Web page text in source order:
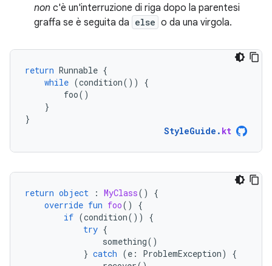
non c'è un'interruzione di riga dopo la parentesi
graffa se è seguita da else o da una virgola.
return Runnable {
while (condition())
{
foo()
}
}
StyleGuide . kt
return object : MyClass()
{
override fun foo()
{
if (condition())
{
try {
something()
} catch (e : ProblemException)
{